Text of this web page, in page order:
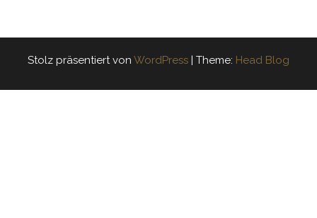
Stolz präsentiert von WordPress | Theme: Head Blog